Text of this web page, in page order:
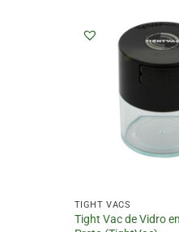
TIGHT VACS
Tight Vac de Vidro